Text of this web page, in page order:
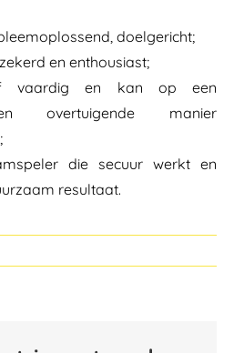
doelgericht;
en enthousiast;
vaardig en kan op een
overtuigende manier
die secuur werkt en
resultaat.